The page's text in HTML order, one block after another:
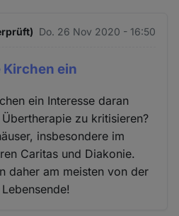
Do. 26 Nov 2020 - 16:50
Kirchen ein
ein Interesse daran
zu kritisieren?
insbesondere im
Caritas und Diakonie.
daher am meisten von der